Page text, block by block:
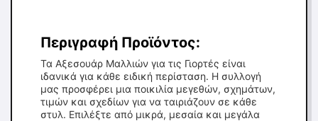
Περιγραφή Προϊόντος:
Τα Αξεσουάρ Μαλλιών για τις Γιορτές είναι
ιδανικά για κάθε ειδική περίσταση. Η συλλογή
μας προσφέρει μια ποικιλία μεγεθών, σχημάτων,
τιμών και σχεδίων για να ταιριάζουν σε κάθε
στυλ. Επιλέξτε από μικρά, μεσαία και μεγάλα